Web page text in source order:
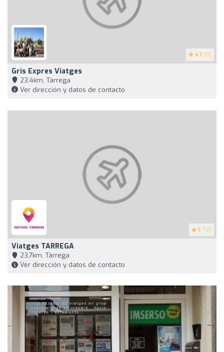
4.7 (9)
Gris Expres Viatges
23,4km, Tàrrega
Ver dirección y datos de contacto
5 (12)
Viatges TARREGA
23,7km, Tàrrega
Ver dirección y datos de contacto